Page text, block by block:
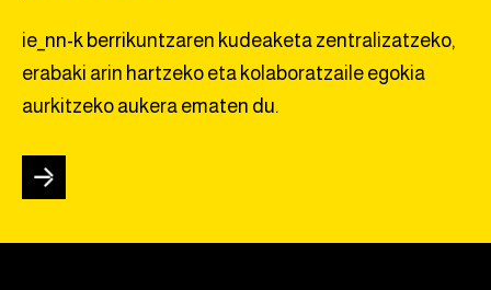
ie_nn-k berrikuntzaren kudeaketa zentralizatzeko,
erabaki arin hartzeko eta kolaboratzaile egokia
aurkitzeko aukera ematen du.